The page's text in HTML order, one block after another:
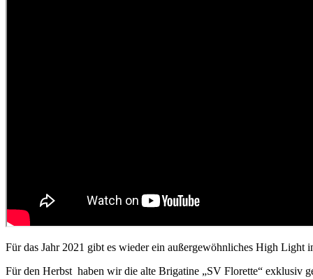
Für das Jahr 2021 gibt es wieder ein außergewöhnliches High Light
Für den Herbst haben wir die alte Brigatine „SV Florette“ exklusiv